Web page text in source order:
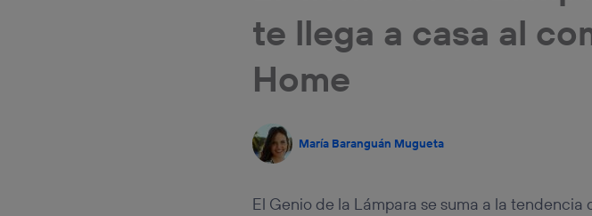
te llega a casa al
Home
María Baranguán Mugueta
El Genio de la Lámpara se suma a la
conecte su dispositivo y consienta el uso
Si utilizas unaconexión de banda
Puedes gestionar los consentimientos